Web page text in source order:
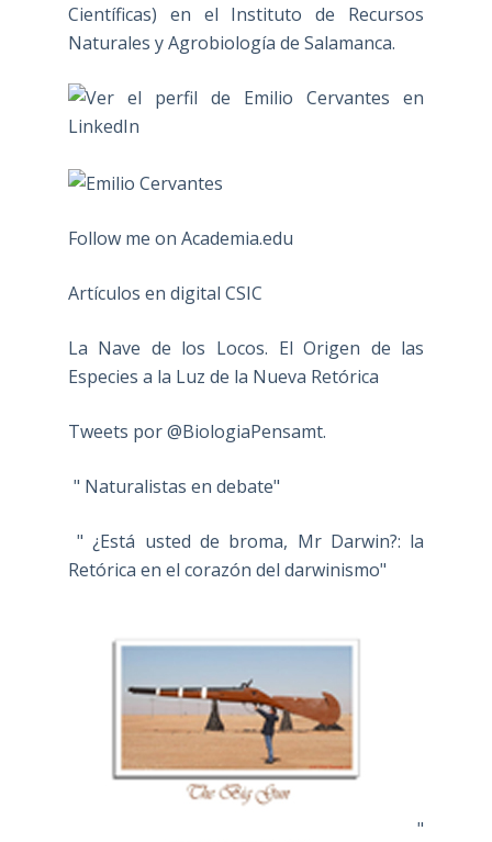
Científicas) en el Instituto de Recursos
Naturales y Agrobiología de Salamanca.
Follow me on Academia.edu
Artículos en digital CSIC
La Nave de los Locos. El Origen de las
Especies a la Luz de la Nueva Retórica
Tweets por @BiologiaPensamt.
" Naturalistas en debate"
" ¿Está usted de broma, Mr Darwin?: la
Retórica en el corazón del darwinismo"
"